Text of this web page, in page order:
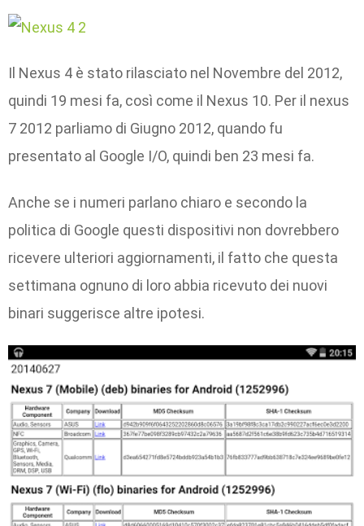
Il Nexus 4 è stato rilasciato nel Novembre del 2012,
quindi 19 mesi fa, così come il Nexus 10. Per il nexus
7 2012 parliamo di Giugno 2012, quando fu
presentato al Google I/O, quindi ben 23 mesi fa.
Anche se i numeri parlano chiaro e secondo la
politica di Google questi dispositivi non dovrebbero
ricevere ulteriori aggiornamenti, il fatto che questa
settimana ognuno di loro abbia ricevuto dei nuovi
binari suggerisce altre ipotesi.